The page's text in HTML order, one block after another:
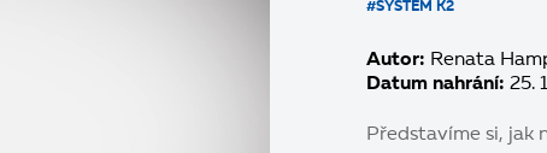
#SYSTÉM K2
Autor: Renata
Datum nahrání: 25.
Představíme si, jak